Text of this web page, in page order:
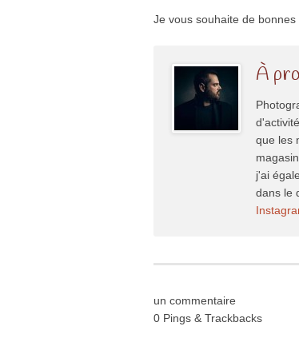
Je vous souhaite de bonnes
À
que les
j'ai
dans le
un commentaire
0 Pings & Trackbacks